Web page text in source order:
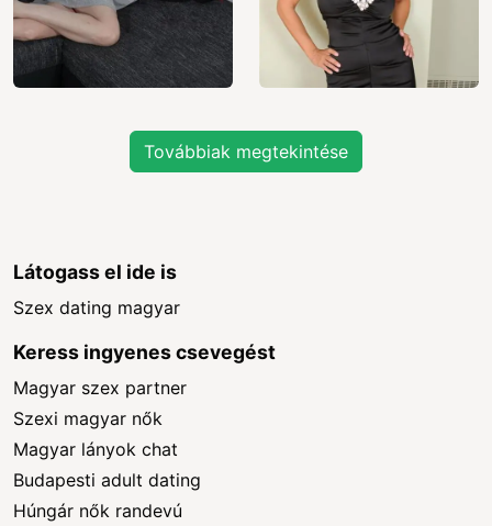
Továbbiak megtekintése
Látogass el ide is
Szex dating magyar
Keress ingyenes csevegést
Magyar szex partner
Szexi magyar nők
Magyar lányok chat
Budapesti adult dating
Húngár nők randevú